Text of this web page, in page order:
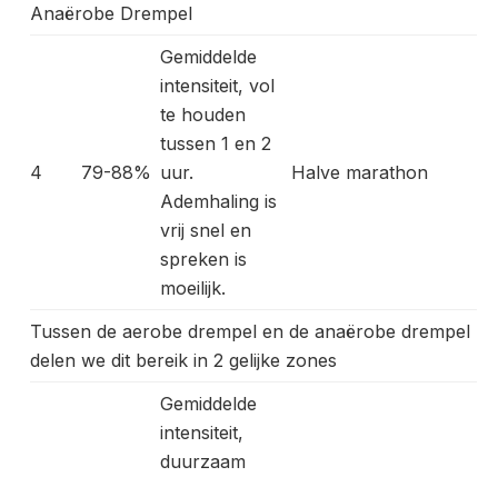
Anaërobe Drempel
4 79-88%
Gemiddelde
intensiteit, vol
te houden
tussen 1 en 2
uur.
Ademhaling is
vrij snel en
spreken is
moeilijk.
Halve marathon
Tussen de aerobe drempel en de anaërobe drempel
delen we dit bereik in 2 gelijke zones
Gemiddelde
intensiteit,
duurzaam